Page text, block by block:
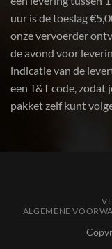
uur is de toeslag
onze vervoerder
de avond voor
indicatie van de
een T&T code, zodat
pakket zelf kunt
ALGEMENE